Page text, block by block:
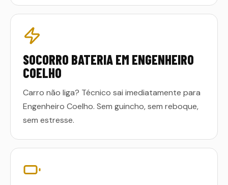
SOCORRO BATERIA EM ENGENHEIRO
COELHO
Carro não liga? Técnico sai imediatamente para
Engenheiro Coelho. Sem guincho, sem reboque,
sem estresse.